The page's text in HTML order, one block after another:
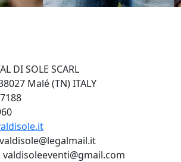
DI SOLE SCARL
Malé (TN) ITALY